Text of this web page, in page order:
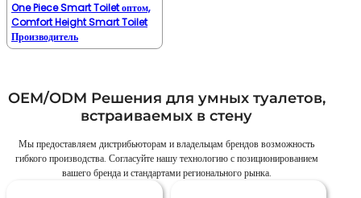
One Piece Smart Toilet оптом,
Comfort Height Smart Toilet
Производитель
OEM/ODM Решения для умных туалетов,
встраиваемых в стену
Мы предоставляем дистрибьюторам и владельцам брендов возможность
гибкого производства. Согласуйте нашу технологию с позиционированием
вашего бренда и стандартами регионального рынка.